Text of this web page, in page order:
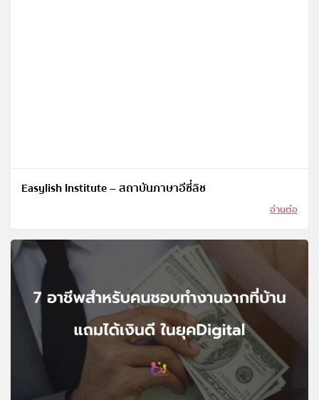
Easylish Institute – สถาบันภาษาอีซี่ลิช
อ่านต่อ